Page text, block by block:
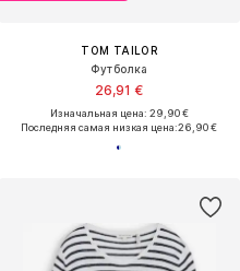
TOM TAILOR
Футболка
26,91 €
Изначальная цена: 29,90 €
Последняя самая низкая цена:26,90 €